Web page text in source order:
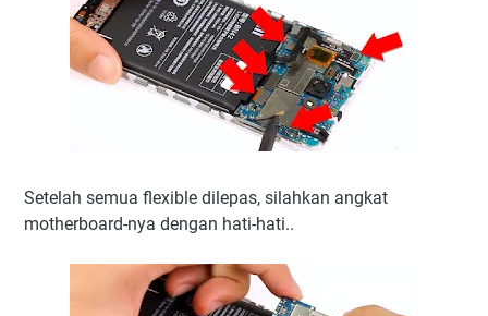
Setelah semua flexible dilepas, silahkan angkat
motherboard-nya dengan hati-hati..